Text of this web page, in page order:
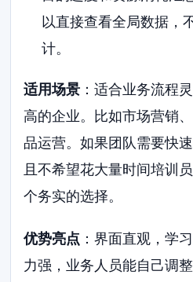
以直接查看全局数据，
计。
适用场景 ：适合业务流程
高的企业。比如市场营销
品运营。如果团队需要快
且不希望花大量时间培训
个务实的选择。
优势亮点 ：界面直观，学
力强，业务人员能自己调